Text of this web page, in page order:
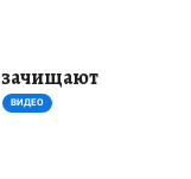
ВИДЕО